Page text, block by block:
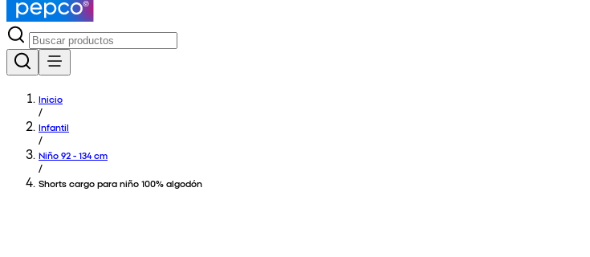
Inicio
/
Infantil
/
Niño 92 - 134 cm
/
Shorts cargo para niño 100% algodón